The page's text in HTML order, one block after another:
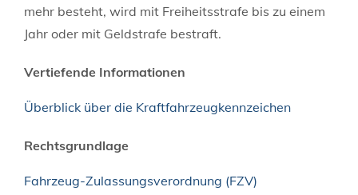
mehr besteht, wird mit Freiheitsstrafe bis zu einem
Jahr oder mit Geldstrafe bestraft.
Vertiefende Informationen
Überblick über die Kraftfahrzeugkennzeichen
Rechtsgrundlage
Fahrzeug-Zulassungsverordnung (FZV)